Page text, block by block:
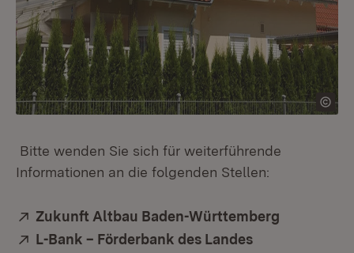
Bitte wenden Sie sich für weiterführende
Informationen an die folgenden Stellen:
Extern:
Zukunft Altbau Baden-Württemberg
Extern:
L-Bank – Förderbank des Landes